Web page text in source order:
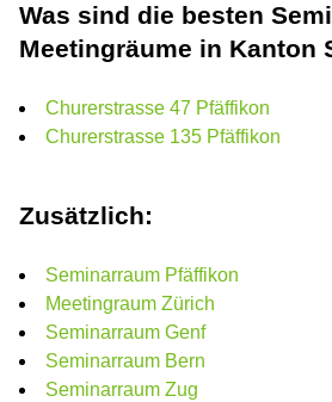
Was sind die besten
Meetingräume in Kanton
Churerstrasse 47 Pfäffikon
Churerstrasse 135 Pfäffikon
Zusätzlich:
Seminarraum Pfäffikon
Meetingraum Zürich
Seminarraum Genf
Seminarraum Bern
Seminarraum Zug